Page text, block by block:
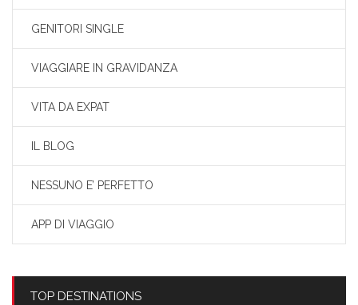
GENITORI SINGLE
VIAGGIARE IN GRAVIDANZA
VITA DA EXPAT
IL BLOG
NESSUNO E’ PERFETTO
APP DI VIAGGIO
TOP DESTINATIONS